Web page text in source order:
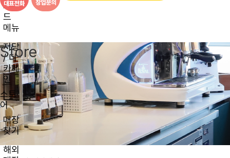
사이
드
메뉴
저당
/ 디
카페
인
스토
어
매장
찾기
해외
Store